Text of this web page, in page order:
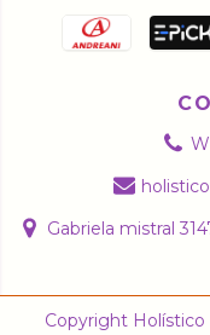
Gabriela mistral
Copyright Holístico